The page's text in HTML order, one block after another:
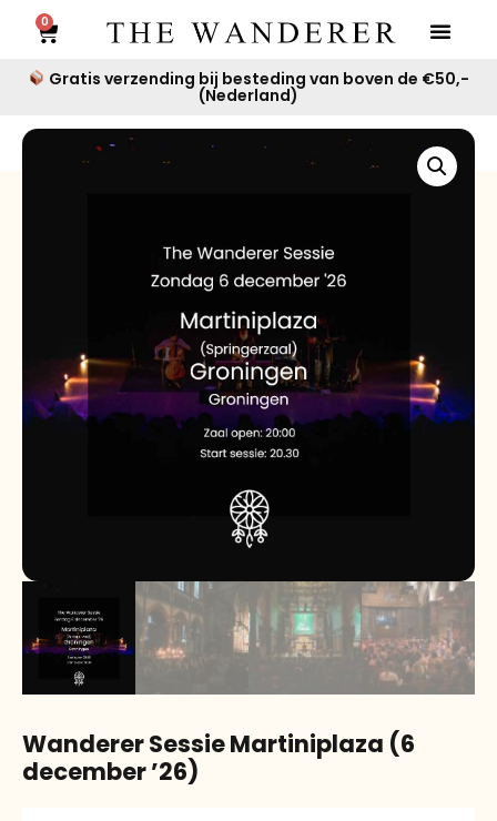
0
Gratis verzending bij besteding van boven de €50,-
(Nederland)
Wanderer Sessie Martiniplaza (6
december ’26)